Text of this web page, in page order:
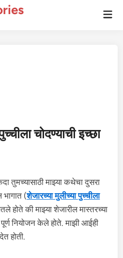
चोदण्याची इच्छा
तुमच्यासाठी माझ्या कथेचा दुसरा
(शेजारच्या मुलीच्या पुच्चीला
होते की माझ्या शेजारील मास्तरच्या
पूर्ण नियोजन केले होते. माझी आईही
होती.